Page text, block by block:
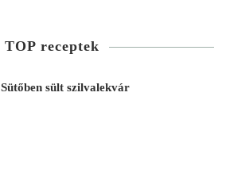
TOP receptek
Sütőben sült szilvalekvár